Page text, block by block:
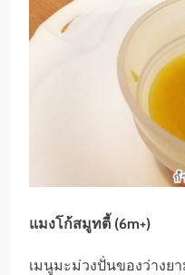
แมงโก้สมูทตี้ (6m+)
เมนูมะม่วงปั่นของว่างย